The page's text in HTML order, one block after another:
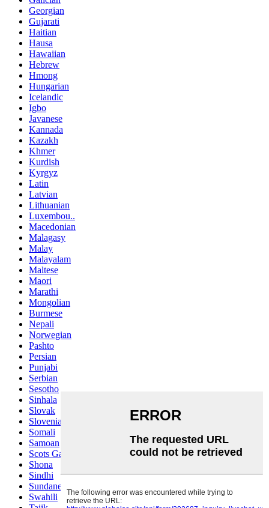
Georgian
Gujarati
Haitian
Hausa
Hawaiian
Hebrew
Hmong
Hungarian
Icelandic
Igbo
Javanese
Kannada
Kazakh
Khmer
Kurdish
Kyrgyz
Latin
Latvian
Lithuanian
Luxembou..
Macedonian
Malagasy
Malay
Malayalam
Maltese
Maori
Marathi
Mongolian
Burmese
Nepali
Norwegian
Pashto
Persian
Punjabi
Serbian
Sesotho
Sinhala
Slovak
Slovenian
Somali
Samoan
Scots Gaelic
Shona
Sindhi
Sundanese
Swahili